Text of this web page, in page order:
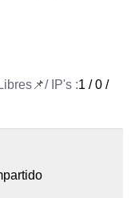
1 / 0 /